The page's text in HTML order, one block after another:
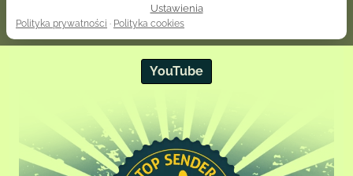
Zgoda jest dobrowolna i może zostać udzielona dla wszystkich kategorii,
można w każdej chwili zmienić lub wycofać poprzez link do ustawień
Szczegółowe informacje o celach przetwarzania danych, podstawach
Ustawienia
Polityka prywatności · Polityka cookies
Duo Coral
YouTube